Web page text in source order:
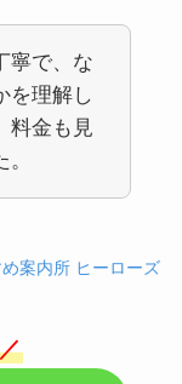
寧で、な
を理解し
料金も見
案内所 ヒーローズ